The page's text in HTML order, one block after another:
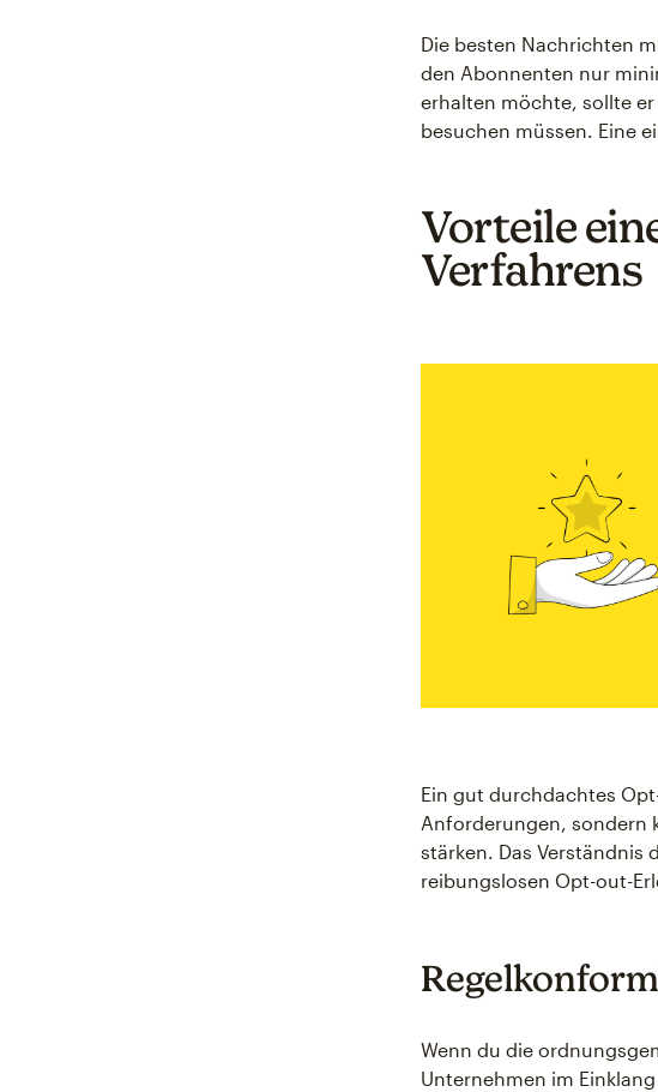
Die besten Nachrichten
den Abonnenten nur
erhalten möchte, sollte
besuchen müssen. Eine
Vorteile
Verfahrens
Ein gut durchdachtes
Anforderungen, sondern
stärken. Das Verständnis
reibungslosen Opt-out-
Wenn du die
Unternehmen im